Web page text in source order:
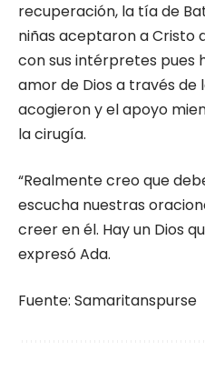
recuperación, la tía de
niñas aceptaron a Cristo
con sus intérpretes pues
amor de Dios a través de
acogieron y el apoyo
la cirugía.
“Realmente creo que
escucha nuestras
creer en él. Hay un Dios
expresó Ada.
Fuente: Samaritanspurse